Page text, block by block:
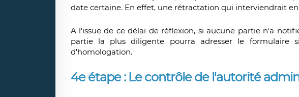
date certaine. En effet, une rétractation qui interviendrait
A l'issue de ce délai de réflexion, si aucune partie n'a
partie la plus diligente pourra adresser le formulaire
d'homologation.
4e étape : Le contrôle de l'autorité